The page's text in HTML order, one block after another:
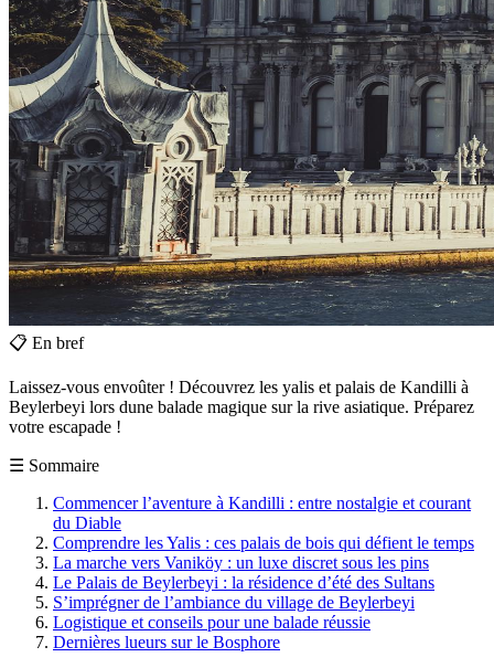
📋 En bref
Laissez-vous envoûter ! Découvrez les yalis et palais de Kandilli à
Beylerbeyi lors dune balade magique sur la rive asiatique. Préparez
votre escapade !
☰ Sommaire
Commencer l’aventure à Kandilli : entre nostalgie et courant
du Diable
Comprendre les Yalis : ces palais de bois qui défient le temps
La marche vers Vaniköy : un luxe discret sous les pins
Le Palais de Beylerbeyi : la résidence d’été des Sultans
S’imprégner de l’ambiance du village de Beylerbeyi
Logistique et conseils pour une balade réussie
Dernières lueurs sur le Bosphore